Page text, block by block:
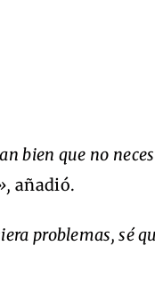
bien que no
añadió.
problemas, sé